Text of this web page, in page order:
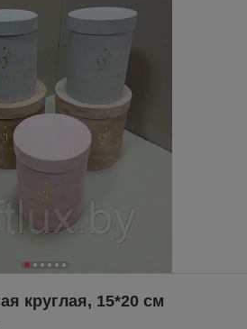
круглая, 15*20 см